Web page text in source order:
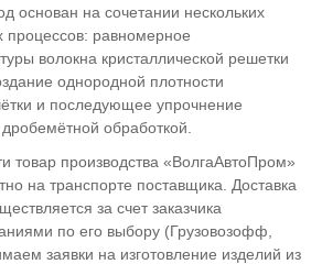
основан на сочетании нескольких
процессов: равномерное
волокна кристаллической решетки
однородной плотности
и последующее упрочнение
обработкой.
товар производства «ВолгаАвтоПром»
на транспорте поставщика. Доставка
за счет заказчика
по его выбору (Грузовозофф,
заявки на изготовление изделий из